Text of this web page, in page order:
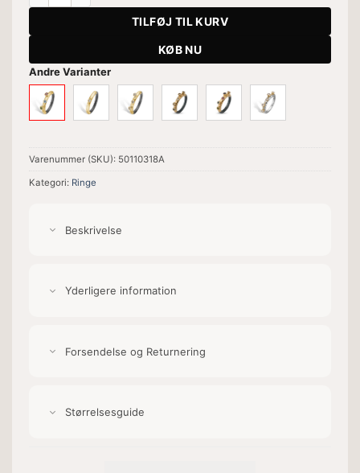
TILFØJ TIL KURV
KØB NU
Andre Varianter
Varenummer (SKU): 50110318A
Kategori: Ringe
Beskrivelse
Yderligere information
Forsendelse og Returnering
Størrelsesguide